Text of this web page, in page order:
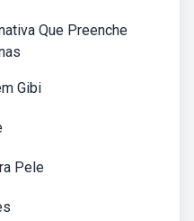
Que Preenche
Gibi
Pele